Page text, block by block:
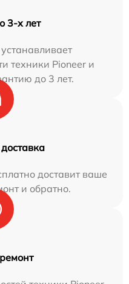
3-х лет
техники Pioneer и
до 3 лет.
доставит ваше
и обратно.